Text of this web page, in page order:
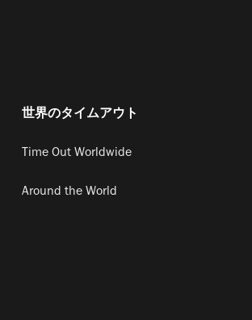
世界のタイムアウト
Time Out Worldwide
Around the World